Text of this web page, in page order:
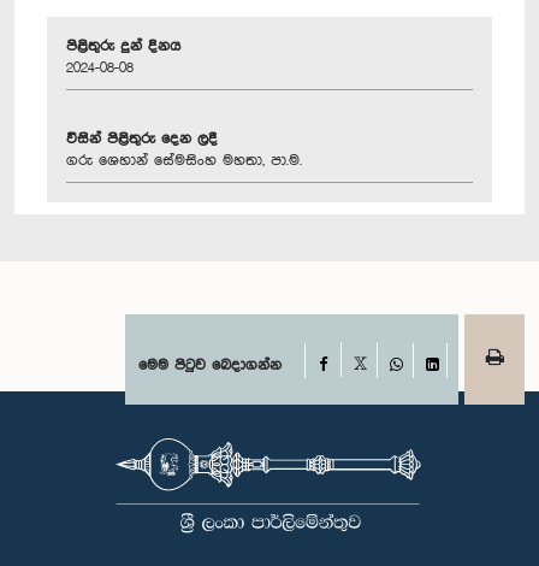
පිළිතුරු දුන් දිනය
2024-08-08
විසින් පිළිතුරු දෙන ලදී
ගරු ශෙහාන් සේමසිංහ මහතා, පා.ම.
මෙම පිටුව බෙදාගන්න Facebook
WhatsAppLinkedIn